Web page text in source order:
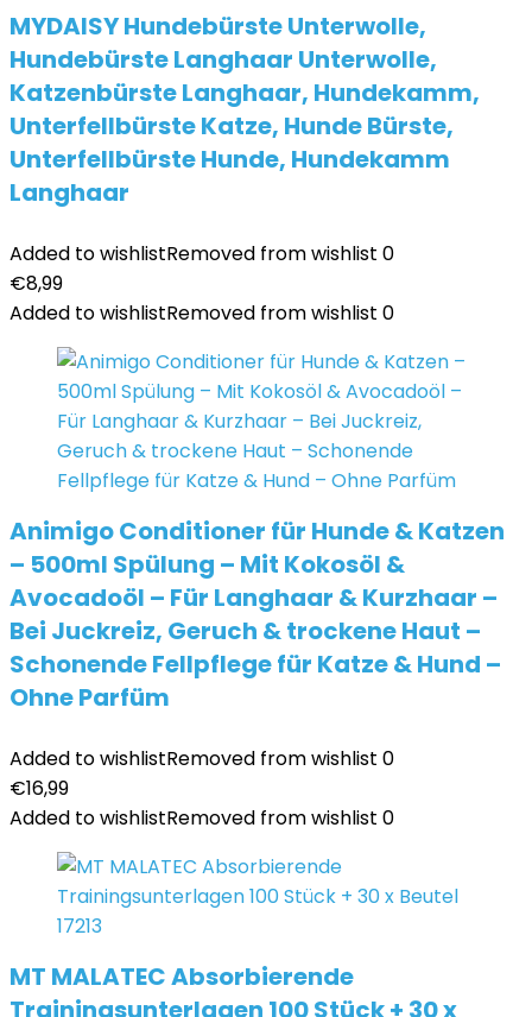
MYDAISY Hundebürste Unterwolle,
Hundebürste Langhaar Unterwolle,
Katzenbürste Langhaar, Hundekamm,
Unterfellbürste Katze, Hunde Bürste,
Unterfellbürste Hunde, Hundekamm
Langhaar
Added to wishlistRemoved from wishlist 0
€8,99
Added to wishlistRemoved from wishlist 0
Animigo Conditioner für Hunde & Katzen
– 500ml Spülung – Mit Kokosöl &
Avocadoöl – Für Langhaar & Kurzhaar –
Bei Juckreiz, Geruch & trockene Haut –
Schonende Fellpflege für Katze & Hund –
Ohne Parfüm
Added to wishlistRemoved from wishlist 0
€16,99
Added to wishlistRemoved from wishlist 0
MT MALATEC Absorbierende
Trainingsunterlagen 100 Stück + 30 x